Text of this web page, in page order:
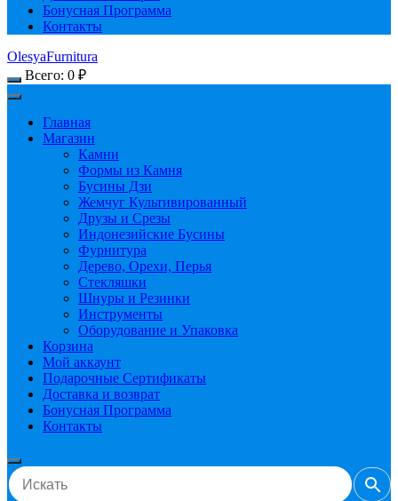
Бонусная Программа
Контакты
OlesyaFurnitura
Всего: 0 ₽
Главная
Магазин
Камни
Формы из Камня
Бусины Дзи
Жемчуг Культивированный
Друзы и Срезы
Индонезийские Бусины
Фурнитура
Дерево, Орехи, Перья
Стекляшки
Шнуры и Резинки
Инструменты
Оборудование и Упаковка
Корзина
Мой аккаунт
Подарочные Сертификаты
Доставка и возврат
Бонусная Программа
Контакты